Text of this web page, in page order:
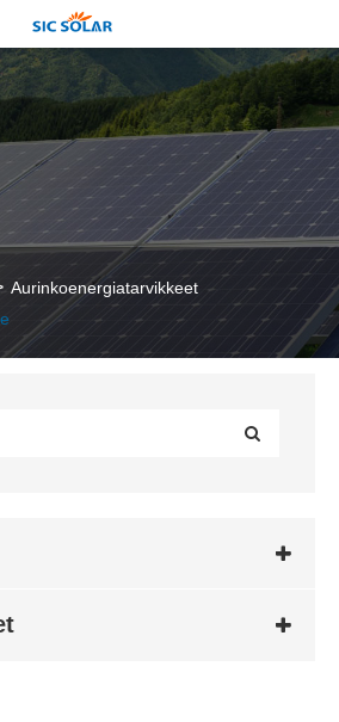
Aurinkoenergiatarvikkeet